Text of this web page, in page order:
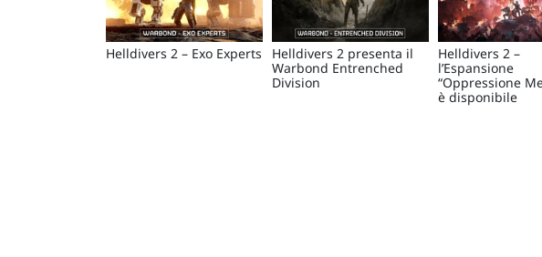
Helldivers 2 – Exo Experts
Helldivers 2 presenta il
Warbond Entrenched
Division
Helldivers 2 –
l’Espansione
“Oppressione
è disponibile